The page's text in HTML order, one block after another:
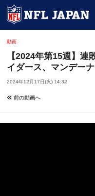
動画
【2024年第15週】連
イダース、マンデー
2024年12月17日(火) 14:32
前の動画へ